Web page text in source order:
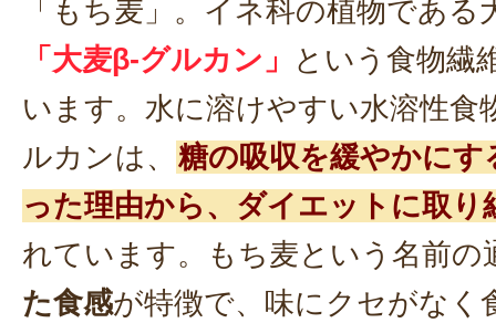
「もち麦」。イネ科の植物である
「大麦β-グルカン」
という食物繊
います。水に溶けやすい水溶性食
ルカンは、 糖の吸収を緩やかに
った理由から、ダイエットに取り
れています。もち麦という名前の
た食感が特徴で、味にクセがなく